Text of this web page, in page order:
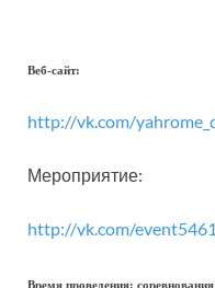
Веб-сайт:
http://vk.com/
Мероприятие:
http://vk.com/
Время проведения: